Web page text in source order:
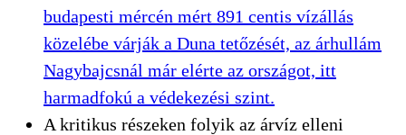
budapesti mércén mért 891 centis vízállás
közelébe várják a Duna tetőzését, az árhullám
Nagybajcsnál már elérte az országot, itt
harmadfokú a védekezési szint.
A kritikus részeken folyik az árvíz elleni